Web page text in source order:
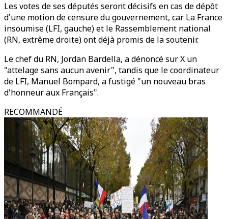
Les votes de ses députés seront décisifs en cas de dépôt
d'une motion de censure du gouvernement, car La France
insoumise (LFI, gauche) et le Rassemblement national
(RN, extrême droite) ont déjà promis de la soutenir.
Le chef du RN, Jordan Bardella, a dénoncé sur X un
"attelage sans aucun avenir", tandis que le coordinateur
de LFI, Manuel Bompard, a fustigé "un nouveau bras
d'honneur aux Français".
RECOMMANDÉ